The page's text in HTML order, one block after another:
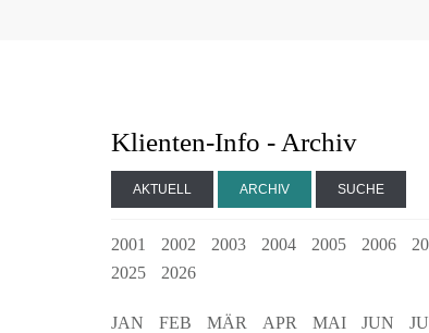
Klienten-Info - Archiv
AKTUELL ARCHIV SUCHE
2001 2002 2003 2004 2005 2006
2025
2026
JAN FEB MÄR APR MAI JUN